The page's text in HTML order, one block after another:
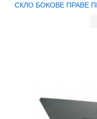
СКЛО БОКОВЕ ПРАВЕ